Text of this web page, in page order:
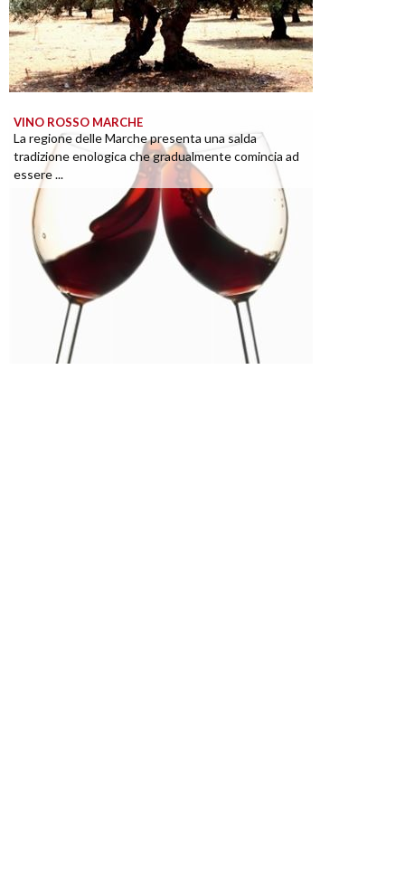
VINO ROSSO MARCHE
La regione delle Marche presenta una salda
tradizione enologica che gradualmente comincia ad
essere ...